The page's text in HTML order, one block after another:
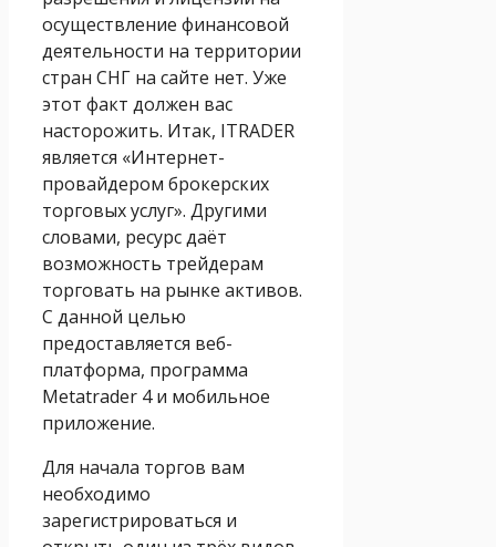
осуществление финансовой
деятельности на территории
стран СНГ на сайте нет. Уже
этот факт должен вас
насторожить. Итак, ITRADER
является «Интернет-
провайдером брокерских
торговых услуг». Другими
словами, ресурс даёт
возможность трейдерам
торговать на рынке активов.
С данной целью
предоставляется веб-
платформа, программа
Metatrader 4 и мобильное
приложение.
Для начала торгов вам
необходимо
зарегистрироваться и